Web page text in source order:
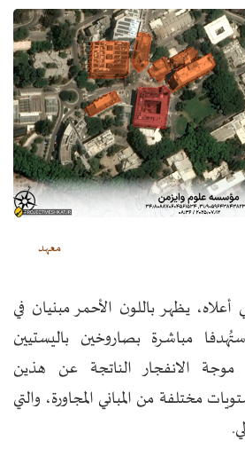
معهد
يظهر باللون الأحمر مبنيان في
مباشرة بصاروخين باليستيين
موجة الانفجار الناتجة عن هذين
مختلفة من المباني المجاورة، والتي